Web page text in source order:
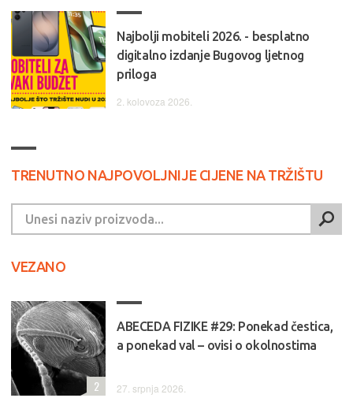
Najbolji mobiteli 2026. - besplatno
digitalno izdanje Bugovog ljetnog
priloga
2. kolovoza 2026.
TRENUTNO NAJPOVOLJNIJE CIJENE NA TRŽIŠTU
VEZANO
ABECEDA FIZIKE #29: Ponekad čestica,
a ponekad val – ovisi o okolnostima
27. srpnja 2026.
2